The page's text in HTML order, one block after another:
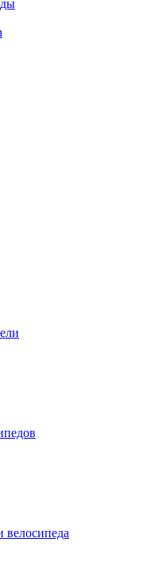
велосипеда